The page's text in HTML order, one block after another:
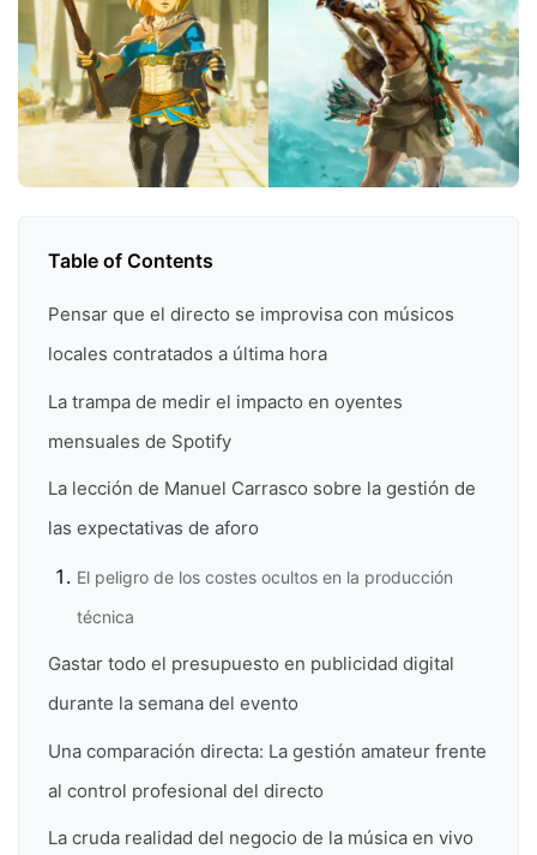
Table of Contents
Pensar que el directo se improvisa con músicos
locales contratados a última hora
La trampa de medir el impacto en oyentes
mensuales de Spotify
La lección de Manuel Carrasco sobre la gestión de
las expectativas de aforo
El peligro de los costes ocultos en la producción
técnica
Gastar todo el presupuesto en publicidad digital
durante la semana del evento
Una comparación directa: La gestión amateur frente
al control profesional del directo
La cruda realidad del negocio de la música en vivo